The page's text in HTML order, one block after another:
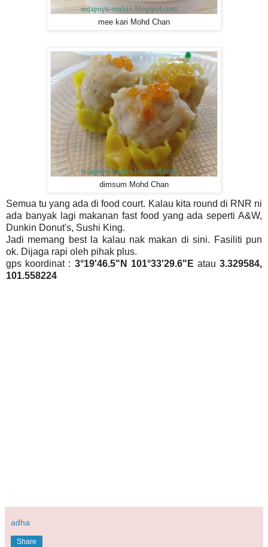
mee kari Mohd Chan
dimsum Mohd Chan
Semua tu yang ada di food court. Kalau kita round di RNR ni
ada banyak lagi makanan fast food yang ada seperti A&W,
Dunkin Donut's, Sushi King.
Jadi memang best la kalau nak makan di sini. Fasiliti pun
ok. Dijaga rapi oleh pihak plus.
gps koordinat : 3°19'46.5"N 101°33'29.6"E atau3.329584,
101.558224
adha
Share